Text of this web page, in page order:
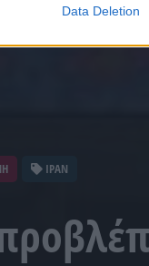
Data Deletion
ΙΡΑΝ